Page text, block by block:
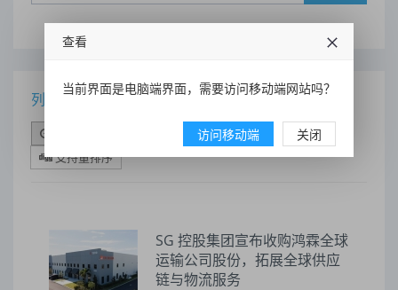
列表
评论排序
评分排序
支持量排序
SG 控股集团宣布收购鸿霖全球
运输公司股份，拓展全球供应
链与物流服务
查看
当前界面是电脑端界面，需要访问移动端网站吗？
访问移动端 关闭